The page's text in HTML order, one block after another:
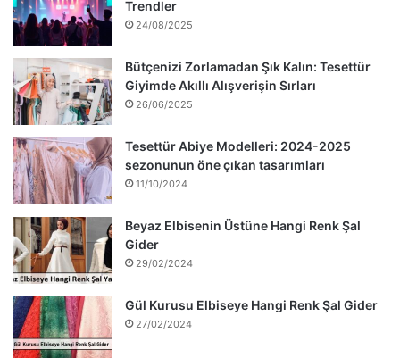
Trendler
24/08/2025
Bütçenizi Zorlamadan Şık Kalın: Tesettür
Giyimde Akıllı Alışverişin Sırları
26/06/2025
Tesettür Abiye Modelleri: 2024-2025
sezonunun öne çıkan tasarımları
11/10/2024
Beyaz Elbisenin Üstüne Hangi Renk Şal
Gider
29/02/2024
Gül Kurusu Elbiseye Hangi Renk Şal Gider
27/02/2024